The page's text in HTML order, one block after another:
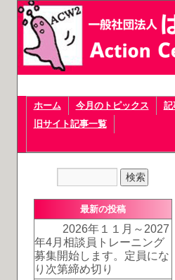
ホーム 今月のトピックス 記
旧サイト記事一覧
最新の投稿
2026年１１月～2027
年4月相談員トレーニング
募集開始します。定員にな
り次第締め切り